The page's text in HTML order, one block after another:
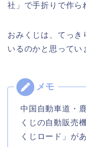
社」で手折りで作ら
おみくじは、てっき
いるのかと思ってい
中国自動車道・
くじの自動販売
くじロード」が